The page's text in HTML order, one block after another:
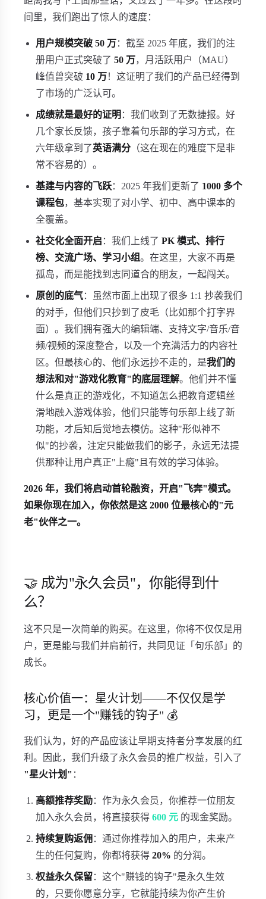
间里，我们跑出了惊人的速度：
用户规模突破 50 万：截至 2025 年底，我们的注
册用户正式突破了 50 万，月活跃用户（MAU）
峰值曾突破 10 万！这证明了我们的产品已经得到
了市场的广泛认可。
成绩就是最好的证明 ：我们收到了无数捷报。好
几个家长反馈，孩子靠着句乐部的学习方式，在
六年级拿到了英语满分 （这在现在的难度下是非
常不容易的）。
基建与内容的飞跃：2025 年我们更新了 1000 多个
课程包，基本实现了对小学、初中、高中课本的
全覆盖。
社交化全面开启 ：我们上线了 PK 模式、排行
榜、交流广场、学习小组。在这里，大家不再是
孤岛，而是能找到志同道合的朋友，一起闯关。
原创的底气：虽然市面上出现了很多 1:1 抄袭我们
的对手，但他们只抄到了皮毛（比如那个打字界
面）。我们拥有强大的编辑端、支持文字/音乐/音
频/视频的深度整合，以及一个充满活力的内容社
区。但最核心的、他们永远抄不走的，是我们的
想法和对"游戏化教育"的底层理解。他们并不懂
什么是真正的游戏化，不知道怎么把教育逻辑丝
滑地融入游戏体验，他们只能等句乐部上线了新
功能，才后知后觉地去模仿。这种"形似神不
似"的抄袭，注定只能做我们的影子，永远无法提
供那种让用户真正"上瘾"且有效的学习体验。
2026 年，我们将启动首轮融资，开启"飞奔"模式。
如果你现在加入，你依然是这 2000 位最核心的"元
老"伙伴之一。
🤝 成为"永久会员"，你能得到什
么？
这不只是一次简单的购买。在这里，你将不仅仅是用
户，更是能与我们并肩前行，共同见证「句乐部」的
成长。
核心价值一：星火计划——不仅仅是学
习，更是一个"赚钱的钩子" 💰
我们认为，好的产品应该让早期支持者分享发展的红
利。因此，我们升级了永久会员的推广权益，引入了
"星火计划" ：
高额推荐奖励：作为永久会员，你推荐一位朋友
加入永久会员，将直接获得 600 元 的现金奖励。
持续复购返佣 ：通过你推荐加入的用户，未来产
生的任何复购，你都将获得 20% 的分润。
权益永久保留：这个"赚钱的钩子"是永久生效
的，只要你愿意分享，它就能持续为你产生价